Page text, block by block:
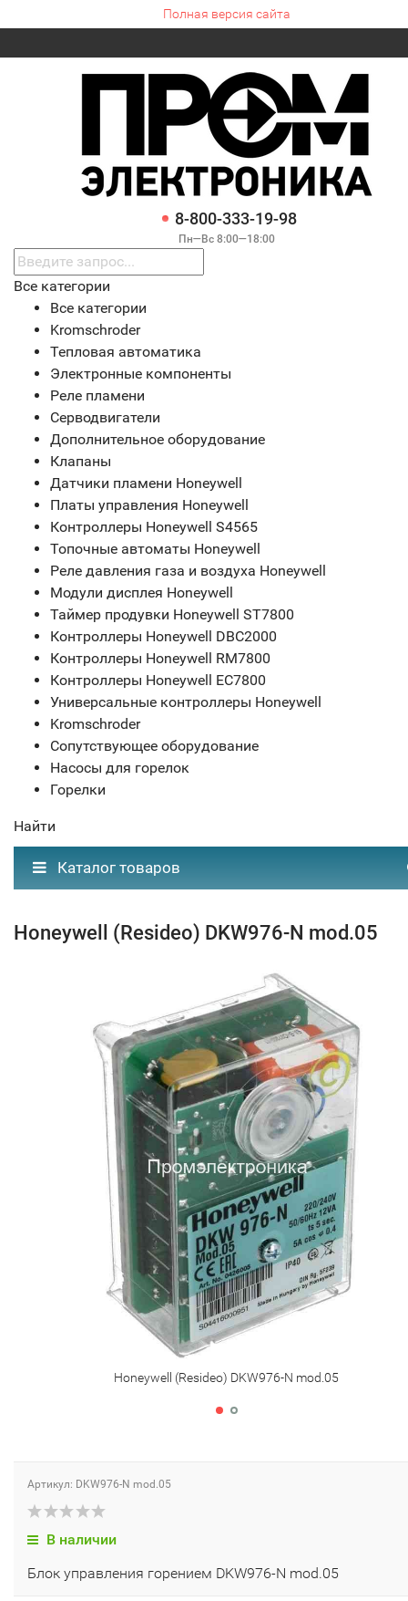
Полная версия сайта
8-800-333-19-98
Пн—Вс 8:00—18:00
Все категории
Все категории
Kromschroder
Тепловая автоматика
Электронные компоненты
Реле пламени
Серводвигатели
Дополнительное оборудование
Клапаны
Датчики пламени Honeywell
Платы управления Honeywell
Контроллеры Honeywell S4565
Топочные автоматы Honeywell
Реле давления газа и воздуха Honeywell
Модули дисплея Honeywell
Таймер продувки Honeywell ST7800
Контроллеры Honeywell DBC2000
Контроллеры Honeywell RM7800
Контроллеры Honeywell EC7800
Универсальные контроллеры Honeywell
Kromschroder
Сопутствующее оборудование
Насосы для горелок
Горелки
Найти
Каталог товаров
Honeywell (Resideo) DKW976-N mod.05
Honeywell (Resideo) DKW976-N mod.05
Артикул: DKW976-N mod.05
В наличии
Блок управления горением DKW976-N mod.05